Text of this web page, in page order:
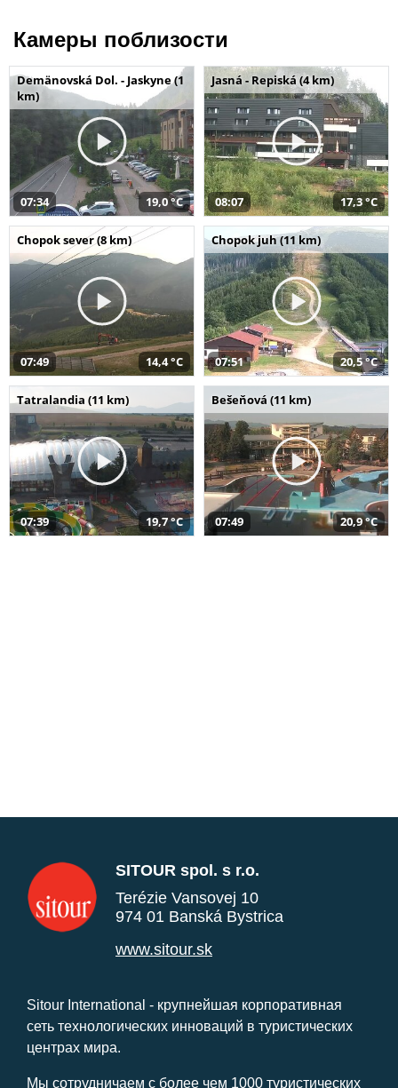
Камеры поблизости
Demänovská Dol. - Jaskyne (1
km)
07:34 19,0 °C
Jasná - Repiská (4 km)
08:07 17,3 °C
Chopok sever (8 km)
07:49 14,4 °C
Chopok juh (11 km)
07:51 20,5 °C
Tatralandia (11 km)
07:39 19,7 °C
Bešeňová (11 km)
07:49 20,9 °C
SITOUR spol. s r.o.
Terézie Vansovej 10
974 01 Banská Bystrica
www.sitour.sk
Sitour International - крупнейшая корпоративная
сеть технологических инноваций в туристических
центрах мира.
Мы сотрудничаем с более чем 1000 туристических